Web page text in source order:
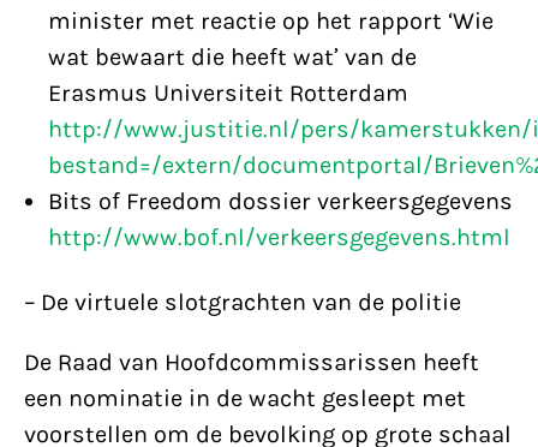
minister met reactie op het rapport ‘Wie
wat bewaart die heeft wat’ van de
Erasmus Universiteit Rotterdam
http://www.justitie.nl/pers/kamerstukken/
bestand=/extern/documentportal/
Bits of Freedom dossier verkeersgegevens
http://www.bof.nl/verkeersgegevens.html
– De virtuele slotgrachten van de politie
De Raad van Hoofdcommissarissen heeft
een nominatie in de wacht gesleept met
voorstellen om de bevolking op grote schaal